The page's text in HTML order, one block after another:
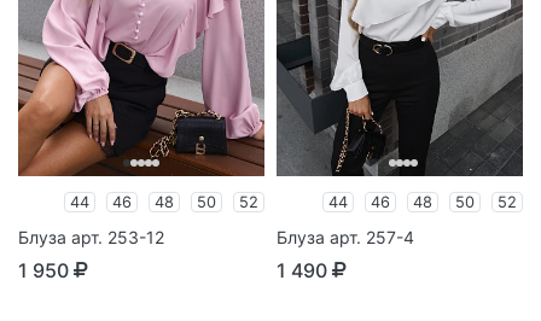
44 46 48 50 52
Блуза арт. 253-12
1 950
44 46 48 50 52
Блуза арт. 257-4
1 490